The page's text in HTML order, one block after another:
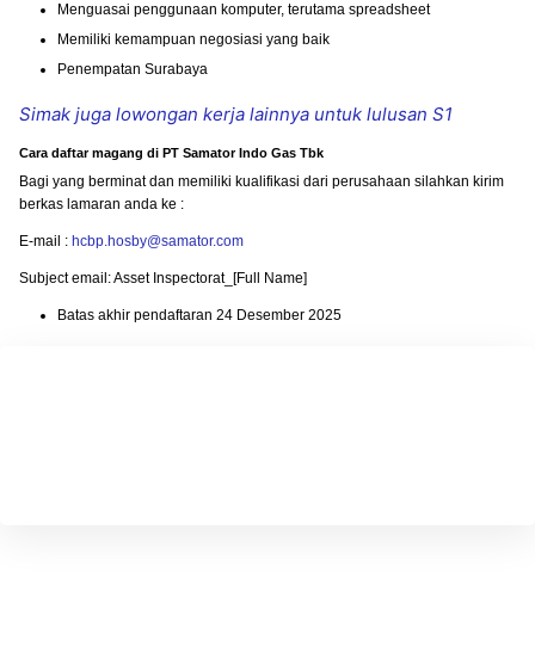
Menguasai penggunaan komputer, terutama spreadsheet
Memiliki kemampuan negosiasi yang baik
Penempatan Surabaya
Simak juga lowongan kerja lainnya untuk lulusan S1
Cara daftar magang di PT Samator Indo Gas Tbk
Bagi yang berminat dan memiliki kualifikasi dari perusahaan silahkan kirim
berkas lamaran anda ke :
E-mail : hcbp.hosby@samator.com
Subject email: Asset Inspectorat_[Full Name]
Batas akhir pendaftaran 24 Desember 2025